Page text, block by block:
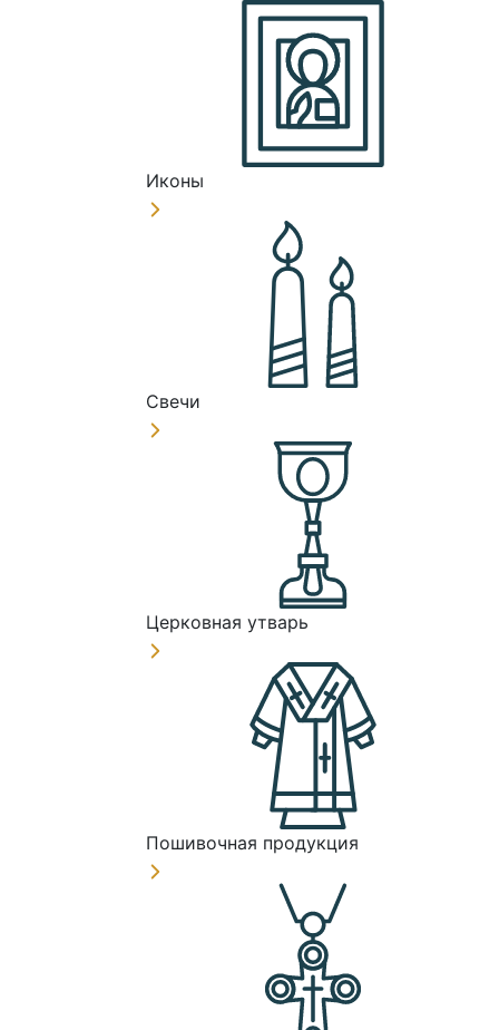
Иконы
Свечи
Церковная утварь
Пошивочная продукция